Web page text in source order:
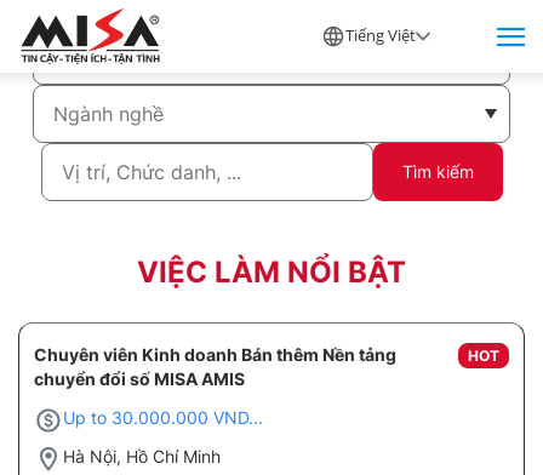
Tiếng Việt
Tìm kiếm
VIỆC LÀM NỔI BẬT
HOT
Chuyên viên Kinh doanh Bán thêm Nền tảng
chuyển đổi số MISA AMIS
Up to 30.000.000 VND...
Hà Nội, Hồ Chí Minh